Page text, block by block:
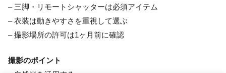
– 三脚・リモートシャッターは必須アイテム
– 衣装は動きやすさを重視して選ぶ
– 撮影場所の許可は1ヶ月前に確認
撮影のポイント